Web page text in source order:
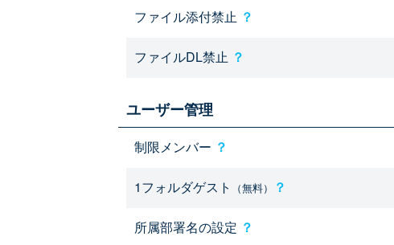
ファイル添付禁止 ？
ファイルDL禁止 ？
ユーザー管理
制限メンバー ？
1フォルダゲスト （無料） ？
所属部署名の設定 ？